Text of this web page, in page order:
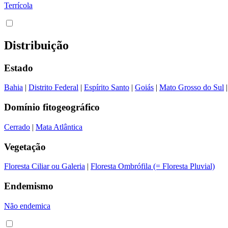
Terrícola
Distribuição
Estado
Bahia | Distrito Federal | Espírito Santo | Goiás | Mato Grosso do Sul |
Domínio fitogeográfico
Cerrado | Mata Atlântica
Vegetação
Floresta Ciliar ou Galeria | Floresta Ombrófila (= Floresta Pluvial)
Endemismo
Não endemica